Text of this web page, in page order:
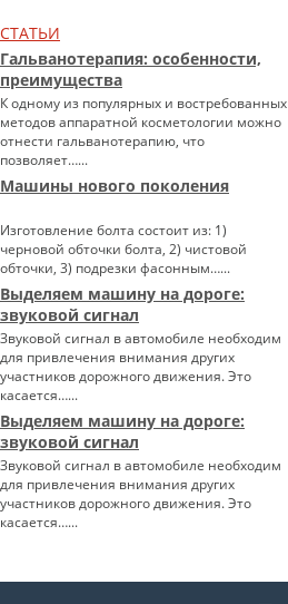
СТАТЬИ
Гальванотерапия: особенности,
преимущества
К одному из популярных и востребованных
методов аппаратной косметологии можно
отнести гальванотерапию, что
позволяет…...
Машины нового поколения
Изготовление болта состоит из: 1)
черновой обточки болта, 2) чистовой
обточки, 3) подрезки фасонным…...
Выделяем машину на дороге:
звуковой сигнал
Звуковой сигнал в автомобиле необходим
для привлечения внимания других
участников дорожного движения. Это
касается…...
Выделяем машину на дороге:
звуковой сигнал
Звуковой сигнал в автомобиле необходим
для привлечения внимания других
участников дорожного движения. Это
касается…...